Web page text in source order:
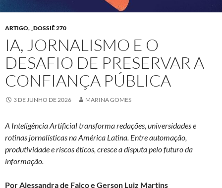
ARTIGO, _DOSSIÊ 270
IA, JORNALISMO E O
DESAFIO DE PRESERVAR A
CONFIANÇA PÚBLICA
3 DE JUNHO DE 2026 MARINA GOMES
A Inteligência Artificial transforma redações, universidades e
rotinas jornalísticas na América Latina. Entre automação,
produtividade e riscos éticos, cresce a disputa pelo futuro da
informação.
Por Alessandra de Falco e Gerson Luiz Martins